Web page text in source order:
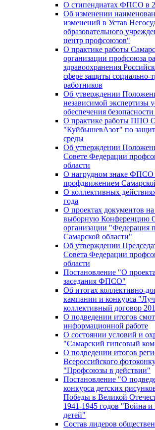
О стипендиатах ФПСО в
Об изменении
изменений в Устав
образовательного
центр профсоюзов"
О практике работы
организации профсоюза
здравоохранения
сфере защиты социально-
работников
Об утверждении
независимой экспертизы
обеспечения
О практике работы ППО
"КуйбышевАзот" по
среды
Об утверждении
Совете Федерации
области
О нагрудном знаке ФПСО
профдвижением
О коллективных
года
О проектах документов
выборную Конференцию
организации "Федерация
Самарской области"
Об утверждении
Совета Федерации
области
Постановление "О
заседания ФПСО"
Об итогах коллективно-
кампании и конкурса
коллективный договор
О подведении итогов
информационной работе
О состоянии условий и
"Самарский гипсовый
О подведении итогов
Всероссийского
"Профсоюзы в действии"
Постановление "О
конкурса детских
Победы в Великой
1941-1945 годов "Война и
детей"
Состав лидеров